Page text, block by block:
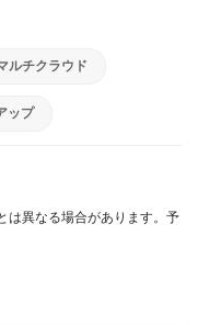
ルチクラウド
ップ
は異なる場合があります。予